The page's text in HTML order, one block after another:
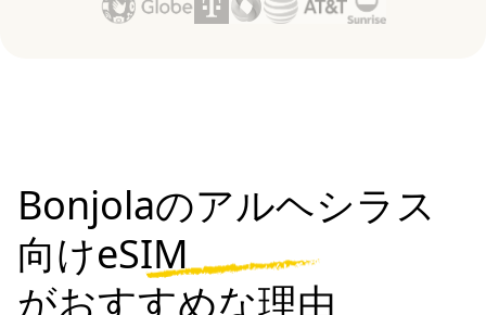
Bonjolaのアルヘシラス
向けeSIM
がおすすめな理由